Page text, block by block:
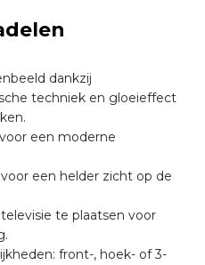
dankzij
techniek en gloeieffect
een moderne
een helder zicht op de
te plaatsen voor
front-, hoek- of 3-